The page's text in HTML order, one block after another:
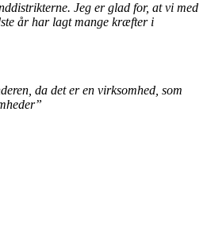
Jeg er glad for, at vi med
år har lagt mange kræfter i
da det er en virksomhed, som